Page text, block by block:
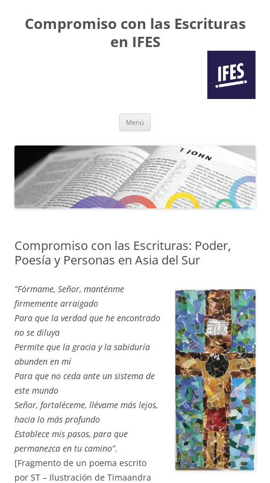
Compromiso con las Escrituras
en IFES
Menú
Compromiso con las Escrituras: Poder,
Poesía y Personas en Asia del Sur
“Fórmame, Señor, manténme
firmemente arraigado
Para que la verdad que he encontrado
no se diluya
Permite que la gracia y la sabiduría
abunden en mí
Para que no ceda ante un sistema de
este mundo
Señor, fortaléceme, llévame más lejos,
hacia lo más profundo
Establece mis pasos, para que
permanezca en tu camino”.
[Fragmento de un poema escrito
por ST – Ilustración de Timaandra